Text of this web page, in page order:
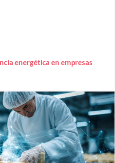
energética en empresas